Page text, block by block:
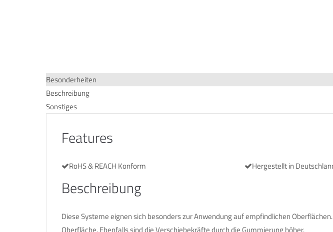
Besonderheiten
Beschreibung
Sonstiges
Features
RoHS & REACH Konform Hergestellt in
Beschreibung
Diese Systeme eignen sich besonders zur Anwendung auf empfindlichen